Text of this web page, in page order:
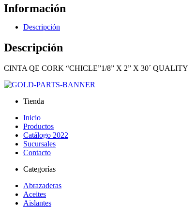
Información
Descripción
Descripción
CINTA QE CORK “CHICLE”1/8” X 2” X 30´ QUALITY
Tienda
Inicio
Productos
Catálogo 2022
Sucursales
Contacto
Categorías
Abrazaderas
Aceites
Aislantes